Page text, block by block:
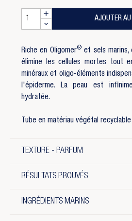
AJOUTER
Riche en Oligomer®et sels marins,
élimine les cellules mortes tout
minéraux et oligo-éléments
l'épiderme. La peau est
hydratée.
Tube en matériau végétal
TEXTURE - PARFUM
RÉSULTATS PROUVÉS
INGRÉDIENTS MARINS